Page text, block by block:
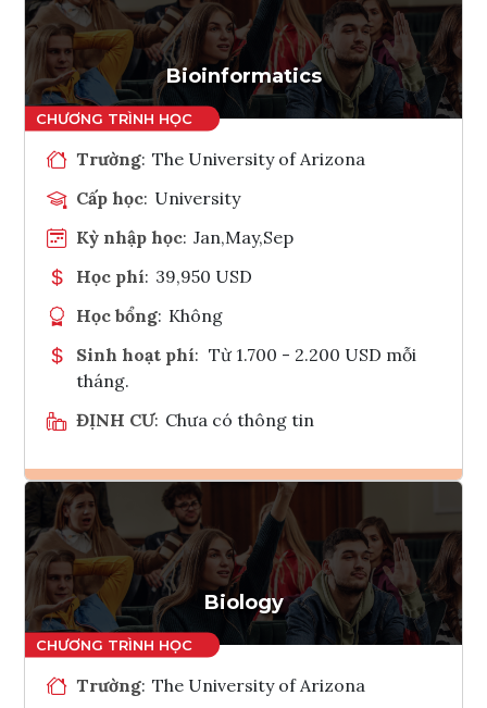
Tham vấn Interlink
Bioinformatics
Trường: The University of Arizona
Cấp học: University
Kỳ nhập học: Jan,May,Sep
Học phí: 39,950 USD
Học bổng: Không
Sinh hoạt phí: Từ 1.700 - 2.200 USD mỗi
tháng.
ĐỊNH CƯ: Chưa có thông tin
Ghi danh
Tham vấn Interlink
Biology
Trường: The University of Arizona